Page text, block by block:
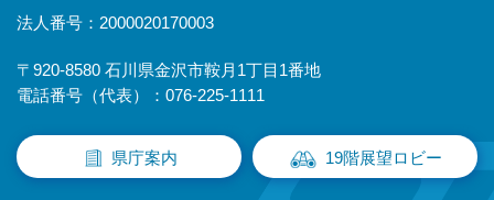
法人番号：2000020170003
〒920-8580 石川県金沢市鞍月1丁目1番地
電話番号（代表）：076-225-1111
県庁案内 19階展望ロビー